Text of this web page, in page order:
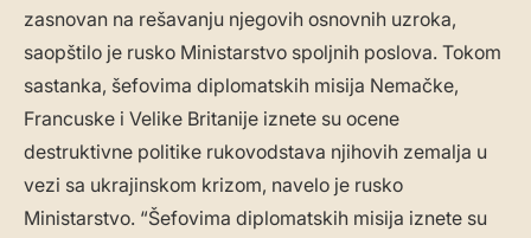
zasnovan na rešavanju njegovih osnovnih uzroka,
saopštilo je rusko Ministarstvo spoljnih poslova. Tokom
sastanka, šefovima diplomatskih misija Nemačke,
Francuske i Velike Britanije iznete su ocene
destruktivne politike rukovodstava njihovih zemalja u
vezi sa ukrajinskom krizom, navelo je rusko
Ministarstvo. “Šefovima diplomatskih misija iznete su